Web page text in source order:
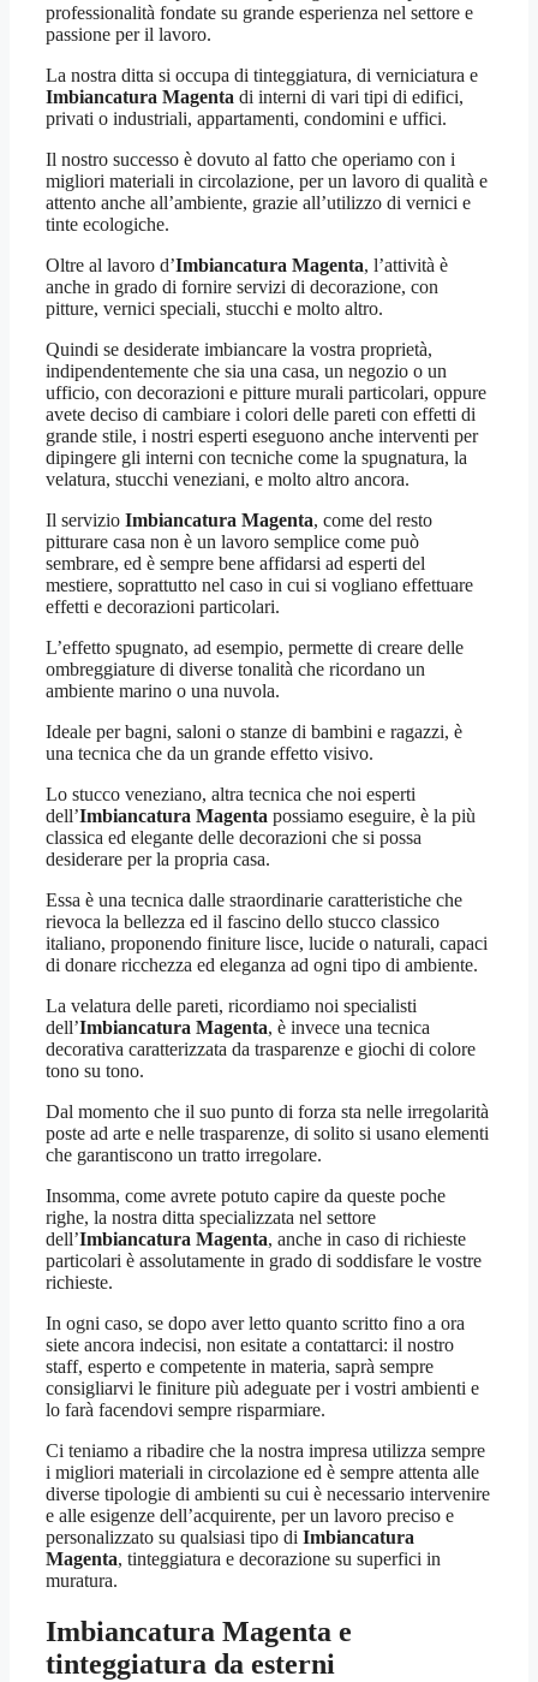
professionalità fondate su grande esperienza nel settore e
passione per il lavoro.
La nostra ditta si occupa di tinteggiatura, di verniciatura e
Imbiancatura Magenta di interni di vari tipi di edifici,
privati o industriali, appartamenti, condomini e uffici.
Il nostro successo è dovuto al fatto che operiamo con i
migliori materiali in circolazione, per un lavoro di qualità e
attento anche all’ambiente, grazie all’utilizzo di vernici e
tinte ecologiche.
Oltre al lavoro d’Imbiancatura Magenta, l’attività è
anche in grado di fornire servizi di decorazione, con
pitture, vernici speciali, stucchi e molto altro.
Quindi se desiderate imbiancare la vostra proprietà,
indipendentemente che sia una casa, un negozio o un
ufficio, con decorazioni e pitture murali particolari, oppure
avete deciso di cambiare i colori delle pareti con effetti di
grande stile, i nostri esperti eseguono anche interventi per
dipingere gli interni con tecniche come la spugnatura, la
velatura, stucchi veneziani, e molto altro ancora.
Il servizio Imbiancatura Magenta, come del resto
pitturare casa non è un lavoro semplice come può
sembrare, ed è sempre bene affidarsi ad esperti del
mestiere, soprattutto nel caso in cui si vogliano effettuare
effetti e decorazioni particolari.
L’effetto spugnato, ad esempio, permette di creare delle
ombreggiature di diverse tonalità che ricordano un
ambiente marino o una nuvola.
Ideale per bagni, saloni o stanze di bambini e ragazzi, è
una tecnica che da un grande effetto visivo.
Lo stucco veneziano, altra tecnica che noi esperti
dell’Imbiancatura Magenta possiamo eseguire, è la più
classica ed elegante delle decorazioni che si possa
desiderare per la propria casa.
Essa è una tecnica dalle straordinarie caratteristiche che
rievoca la bellezza ed il fascino dello stucco classico
italiano, proponendo finiture lisce, lucide o naturali, capaci
di donare ricchezza ed eleganza ad ogni tipo di ambiente.
La velatura delle pareti, ricordiamo noi specialisti
dell’Imbiancatura Magenta, è invece una tecnica
decorativa caratterizzata da trasparenze e giochi di colore
tono su tono.
Dal momento che il suo punto di forza sta nelle irregolarità
poste ad arte e nelle trasparenze, di solito si usano elementi
che garantiscono un tratto irregolare.
Insomma, come avrete potuto capire da queste poche
righe, la nostra ditta specializzata nel settore
dell’Imbiancatura Magenta, anche in caso di richieste
particolari è assolutamente in grado di soddisfare le vostre
richieste.
In ogni caso, se dopo aver letto quanto scritto fino a ora
siete ancora indecisi, non esitate a contattarci: il nostro
staff, esperto e competente in materia, saprà sempre
consigliarvi le finiture più adeguate per i vostri ambienti e
lo farà facendovi sempre risparmiare.
Ci teniamo a ribadire che la nostra impresa utilizza sempre
i migliori materiali in circolazione ed è sempre attenta alle
diverse tipologie di ambienti su cui è necessario intervenire
e alle esigenze dell’acquirente, per un lavoro preciso e
personalizzato su qualsiasi tipo di Imbiancatura
Magenta, tinteggiatura e decorazione su superfici in
muratura.
Imbiancatura Magenta e
tinteggiatura da esterni